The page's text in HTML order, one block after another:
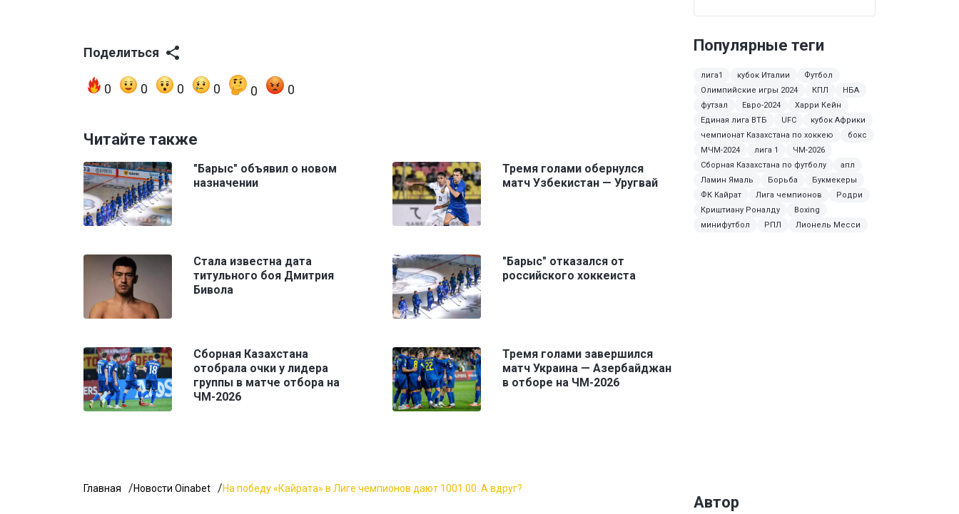
Поделиться
0 0 0 0 0 0
Читайте также
"Барыс" объявил о новом
назначении
Тремя голами обернулся
матч Узбекистан — Уругвай
Стала известна дата
титульного боя Дмитрия
Бивола
"Барыс" отказался от
российского хоккеиста
Сборная Казахстана
отобрала очки у лидера
группы в матче отбора на
ЧМ-2026
Тремя голами завершился
матч Украина — Азербайджан
в отборе на ЧМ-2026
Популярные теги
лига1 кубок Италии
Футбол
Олимпийские игры 2024
КПЛ
НБА
футзал
Евро-2024
Харри Кейн
Единая лига ВТБ
UFC
кубок Африки
чемпионат Казахстана по хоккею
бокс
МЧМ-2024
лига 1
ЧМ-2026
Сборная Казахстана по футболу
апл
Ламин Ямаль
Борьба
Букмекеры
ФК Кайрат
Лига чемпионов
Родри
Криштиану Роналду
Boxing
минифутбол
РПЛ Лионель Месси
Главная Новости Oinabet На победу «Кайрата» в Лиге чемпионов дают 1001.00. А вдруг?
Автор